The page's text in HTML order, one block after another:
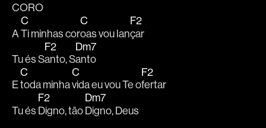
CORO
A
C
Ti minhas cor
C
oas vou lan
F2
çar
Tu és S
F2
anto, S
Dm7
anto
E
C
toda minha
C
vida eu vou Te o
F2
fertar
Tu és
F2
Digno, tão
Dm7
Digno, Deus